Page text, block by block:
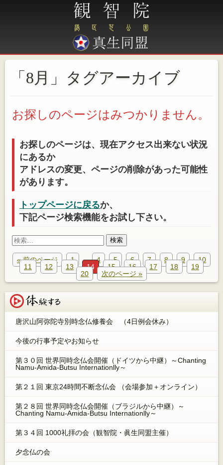
「8月」タグアーカイブ
お探しのページはみつかりません。
お探しのページは、現在アクセス出来ない状況
にあるか
アドレスの変更、ページの削除があった可能性
があります。
トップページに戻るか、
下記ページ検索機能をお試し下さい。
検
« 前のページ
1 … 4 5 6 7 8 9
10
11
12 13 14 15 16 17 18
19
20
次のページ »
唐沢山阿弥陀寺別時念仏修養会 （4日例会休み）
今後の行事予定やお知らせ
第３０回 世界同時念仏会開催（ドイツから中継）～Chanting
Namu-Amida-Butsu Internationlly～
第２１回 東京24時間不断念仏会 （会場参加＋オンライン）
第２８回 世界同時念仏会開催（ブラジルから中継）～
Chanting Namu-Amida-Butsu Internationlly～
第３４回 1000礼拝の会（観智院・眞生同盟主催）
夕念仏の会